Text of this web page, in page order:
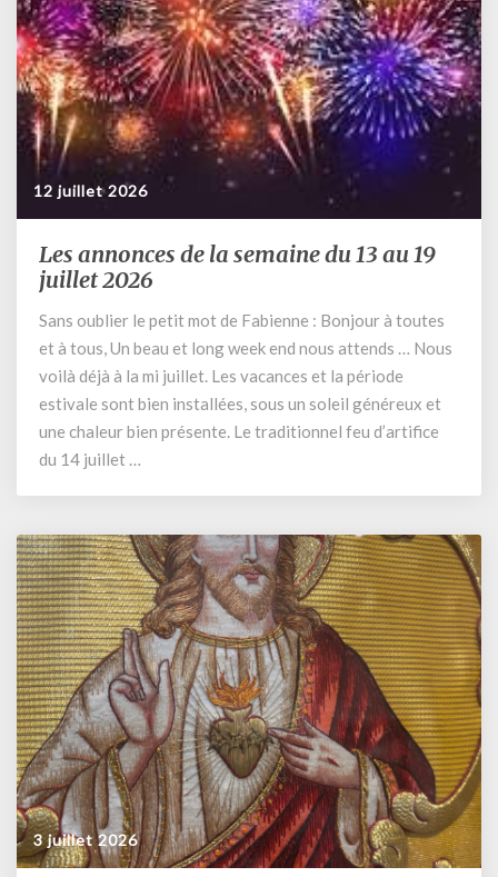
à
17
heures
12 juillet 2026
Les
annonces
la
semaine
du
13
juillet
2026
Les annonces de la semaine du 13 au 19
juillet 2026
Sans oublier le petit mot de Fabienne : Bonjour à toutes
et à tous, Un beau et long week end nous attends … Nous
voilà déjà à la mi juillet. Les vacances et la période
estivale sont bien installées, sous un soleil généreux et
une chaleur bien présente. Le traditionnel feu d’artifice
du 14 juillet …
3 juillet 2026